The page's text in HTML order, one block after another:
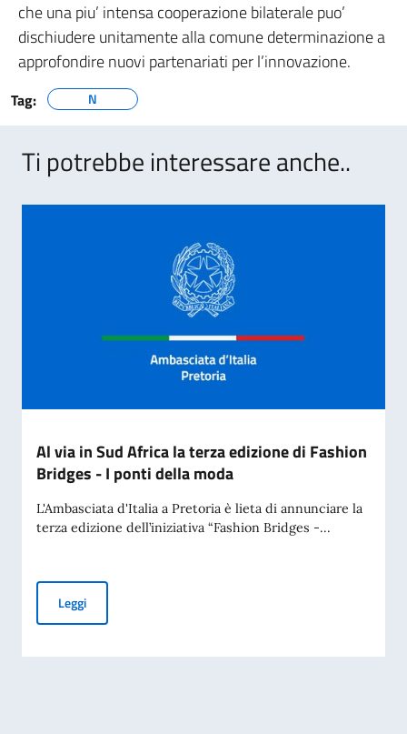
che una piu’ intensa cooperazione bilaterale puo’
dischiudere unitamente alla comune determinazione a
approfondire nuovi partenariati per l’innovazione.
Tag: N
Ti potrebbe interessare anche..
Al via in Sud Africa la terza edizione di Fashion
Bridges - I ponti della moda
L'Ambasciata d'Italia a Pretoria è lieta di annunciare la
terza edizione dell’iniziativa “Fashion Bridges -...
LeggiAl via in Sud Africa la terza edizione di Fashion Bridges - I